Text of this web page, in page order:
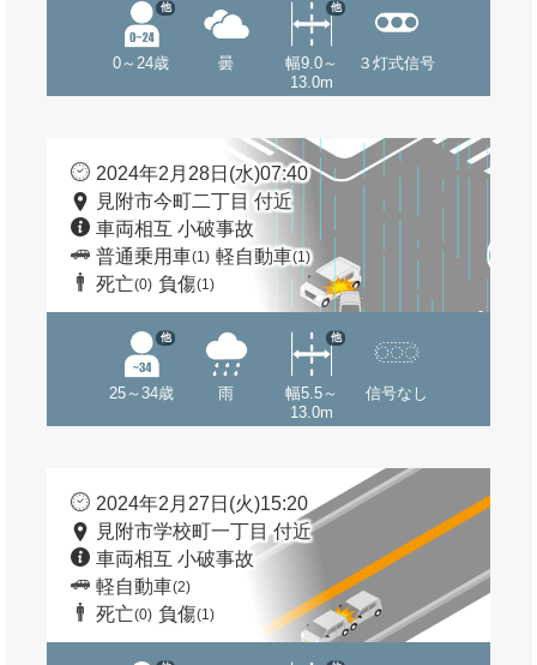
0～24歳
他
曇
幅9.0～
13.0m
他
３灯式信号
2024年2月28日(水)07:40
見附市今町二丁目 付近
車両相互 小破事故
普通乗用車(1) 軽自動車(1)
死亡(0) 負傷(1)
25～34歳
他
雨
幅5.5～
13.0m
他
信号なし
2024年2月27日(火)15:20
見附市学校町一丁目 付近
車両相互 小破事故
軽自動車(2)
死亡(0) 負傷(1)